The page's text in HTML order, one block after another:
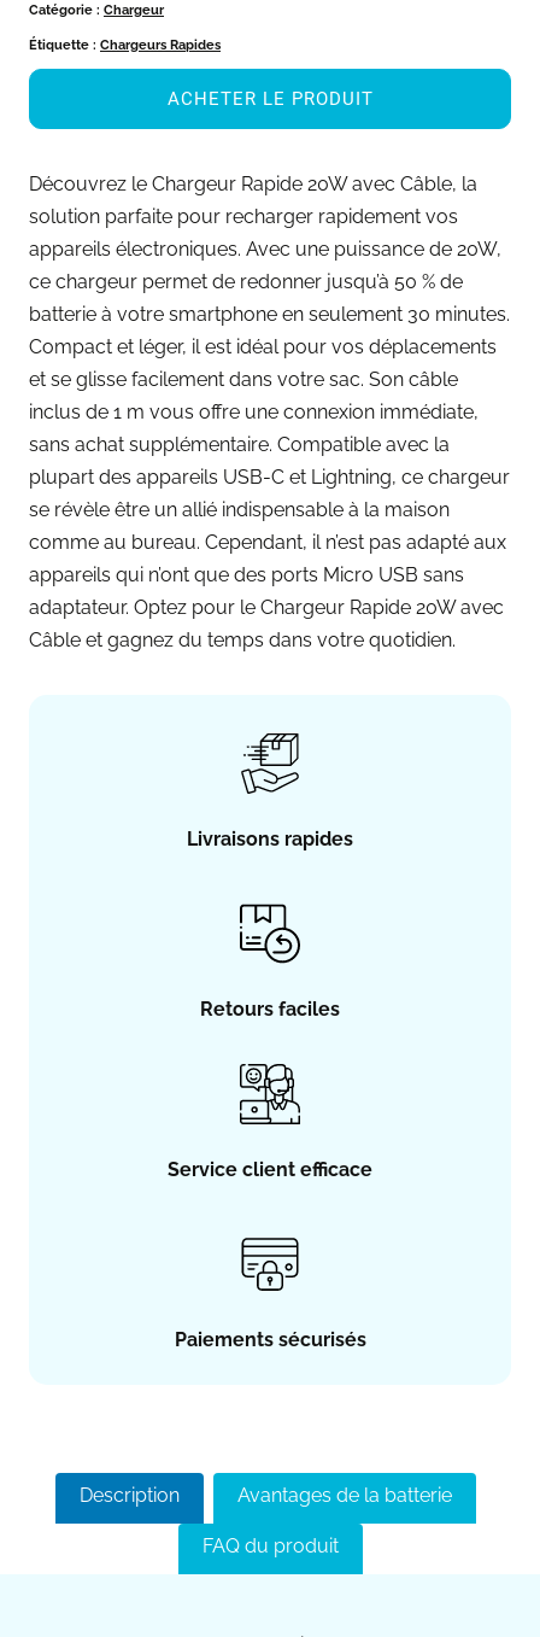
Catégorie : Chargeur
Étiquette : Chargeurs Rapides
ACHETER LE PRODUIT
Découvrez le Chargeur Rapide 20W avec Câble, la
solution parfaite pour recharger rapidement vos
appareils électroniques. Avec une puissance de 20W,
ce chargeur permet de redonner jusqu’à 50 % de
batterie à votre smartphone en seulement 30 minutes.
Compact et léger, il est idéal pour vos déplacements
et se glisse facilement dans votre sac. Son câble
inclus de 1 m vous offre une connexion immédiate,
sans achat supplémentaire. Compatible avec la
plupart des appareils USB-C et Lightning, ce chargeur
se révèle être un allié indispensable à la maison
comme au bureau. Cependant, il n’est pas adapté aux
appareils qui n’ont que des ports Micro USB sans
adaptateur. Optez pour le Chargeur Rapide 20W avec
Câble et gagnez du temps dans votre quotidien.
Livraisons rapides
Retours faciles
Service client efficace
Paiements sécurisés
Description Avantages de la batterie
FAQ du produit